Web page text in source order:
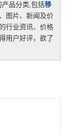
产品分类,包括移
图片、新闻及价
行业资讯、价格
用户好评，欲了